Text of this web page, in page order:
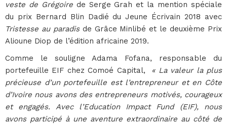
veste de Grégoirede Serge Grah et la mention spéciale
du prix Bernard Blin Dadié du Jeune Écrivain 2018 avec
Tristesse au paradisde Grâce Minlibé et le deuxième Prix
Alioune Diop de l’édition africaine 2019.
Comme le souligne Adama Fofana, responsable du
portefeuille EIF chez Comoé Capital, « La valeur la plus
précieuse d’un portefeuille est l’entrepreneur et en Côte
d’Ivoire nous avons des entrepreneurs motivés, courageux
et engagés. Avec l’Education Impact Fund (EIF), nous
avons participé à une aventure extraordinaire au côté de